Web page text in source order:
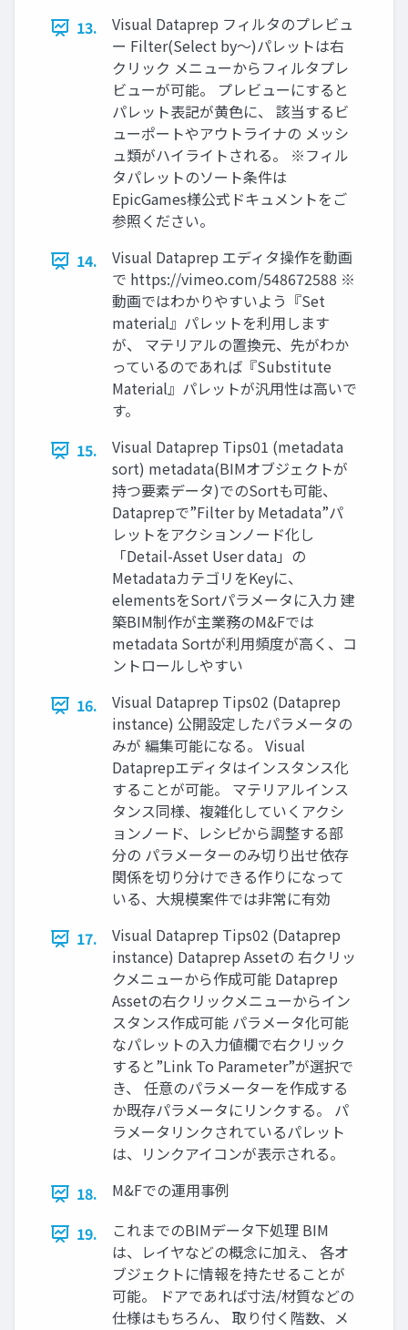
13.
Visual Dataprep フィルタのプレビュ
ー Filter(Select by～)パレットは右
クリック メニューからフィルタプレ
ビューが可能。 プレビューにすると
パレット表記が黄色に、 該当するビ
ューポートやアウトライナの メッシ
ュ類がハイライトされる。 ※フィル
タパレットのソート条件は
EpicGames様公式ドキュメントをご
参照ください。
14.
Visual Dataprep エディタ操作を動画
で https://vimeo.com/548672588 ※
動画ではわかりやすいよう『Set
material』パレットを利用します
が、 マテリアルの置換元、先がわか
っているのであれば『Substitute
Material』パレットが汎用性は高いで
す。
15.
Visual Dataprep Tips01 (metadata
sort) metadata(BIMオブジェクトが
持つ要素データ)でのSortも可能、
Dataprepで”Filter by Metadata”パ
レットをアクションノード化し
「Detail-Asset User data」の
MetadataカテゴリをKeyに、
elementsをSortパラメータに入力 建
築BIM制作が主業務のM&Fでは
metadata Sortが利用頻度が高く、コ
ントロールしやすい
16.
Visual Dataprep Tips02 (Dataprep
instance) 公開設定したパラメータの
みが 編集可能になる。 Visual
Dataprepエディタはインスタンス化
することが可能。 マテリアルインス
タンス同様、複雑化していくアクシ
ョンノード、レシピから調整する部
分の パラメーターのみ切り出せ依存
関係を切り分けできる作りになって
いる、大規模案件では非常に有効
17.
Visual Dataprep Tips02 (Dataprep
instance) Dataprep Assetの 右クリッ
クメニューから作成可能 Dataprep
Assetの右クリックメニューからイン
スタンス作成可能 パラメータ化可能
なパレットの入力値欄で右クリック
すると”Link To Parameter”が選択で
き、 任意のパラメーターを作成する
か既存パラメータにリンクする。 パ
ラメータリンクされているパレット
は、リンクアイコンが表示される。
18.
M&Fでの運用事例
19.
これまでのBIMデータ下処理 BIM
は、レイヤなどの概念に加え、 各オ
ブジェクトに情報を持たせることが
可能。 ドアであれば寸法/材質などの
仕様はもちろん、 取り付く階数、メ